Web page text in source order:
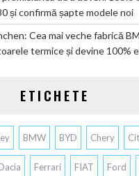
și confirmă șapte modele noi
Cea mai veche fabrică
termice și devine 100%
ETICHETE
BMW BYD Chery
Ferrari FIAT Ford